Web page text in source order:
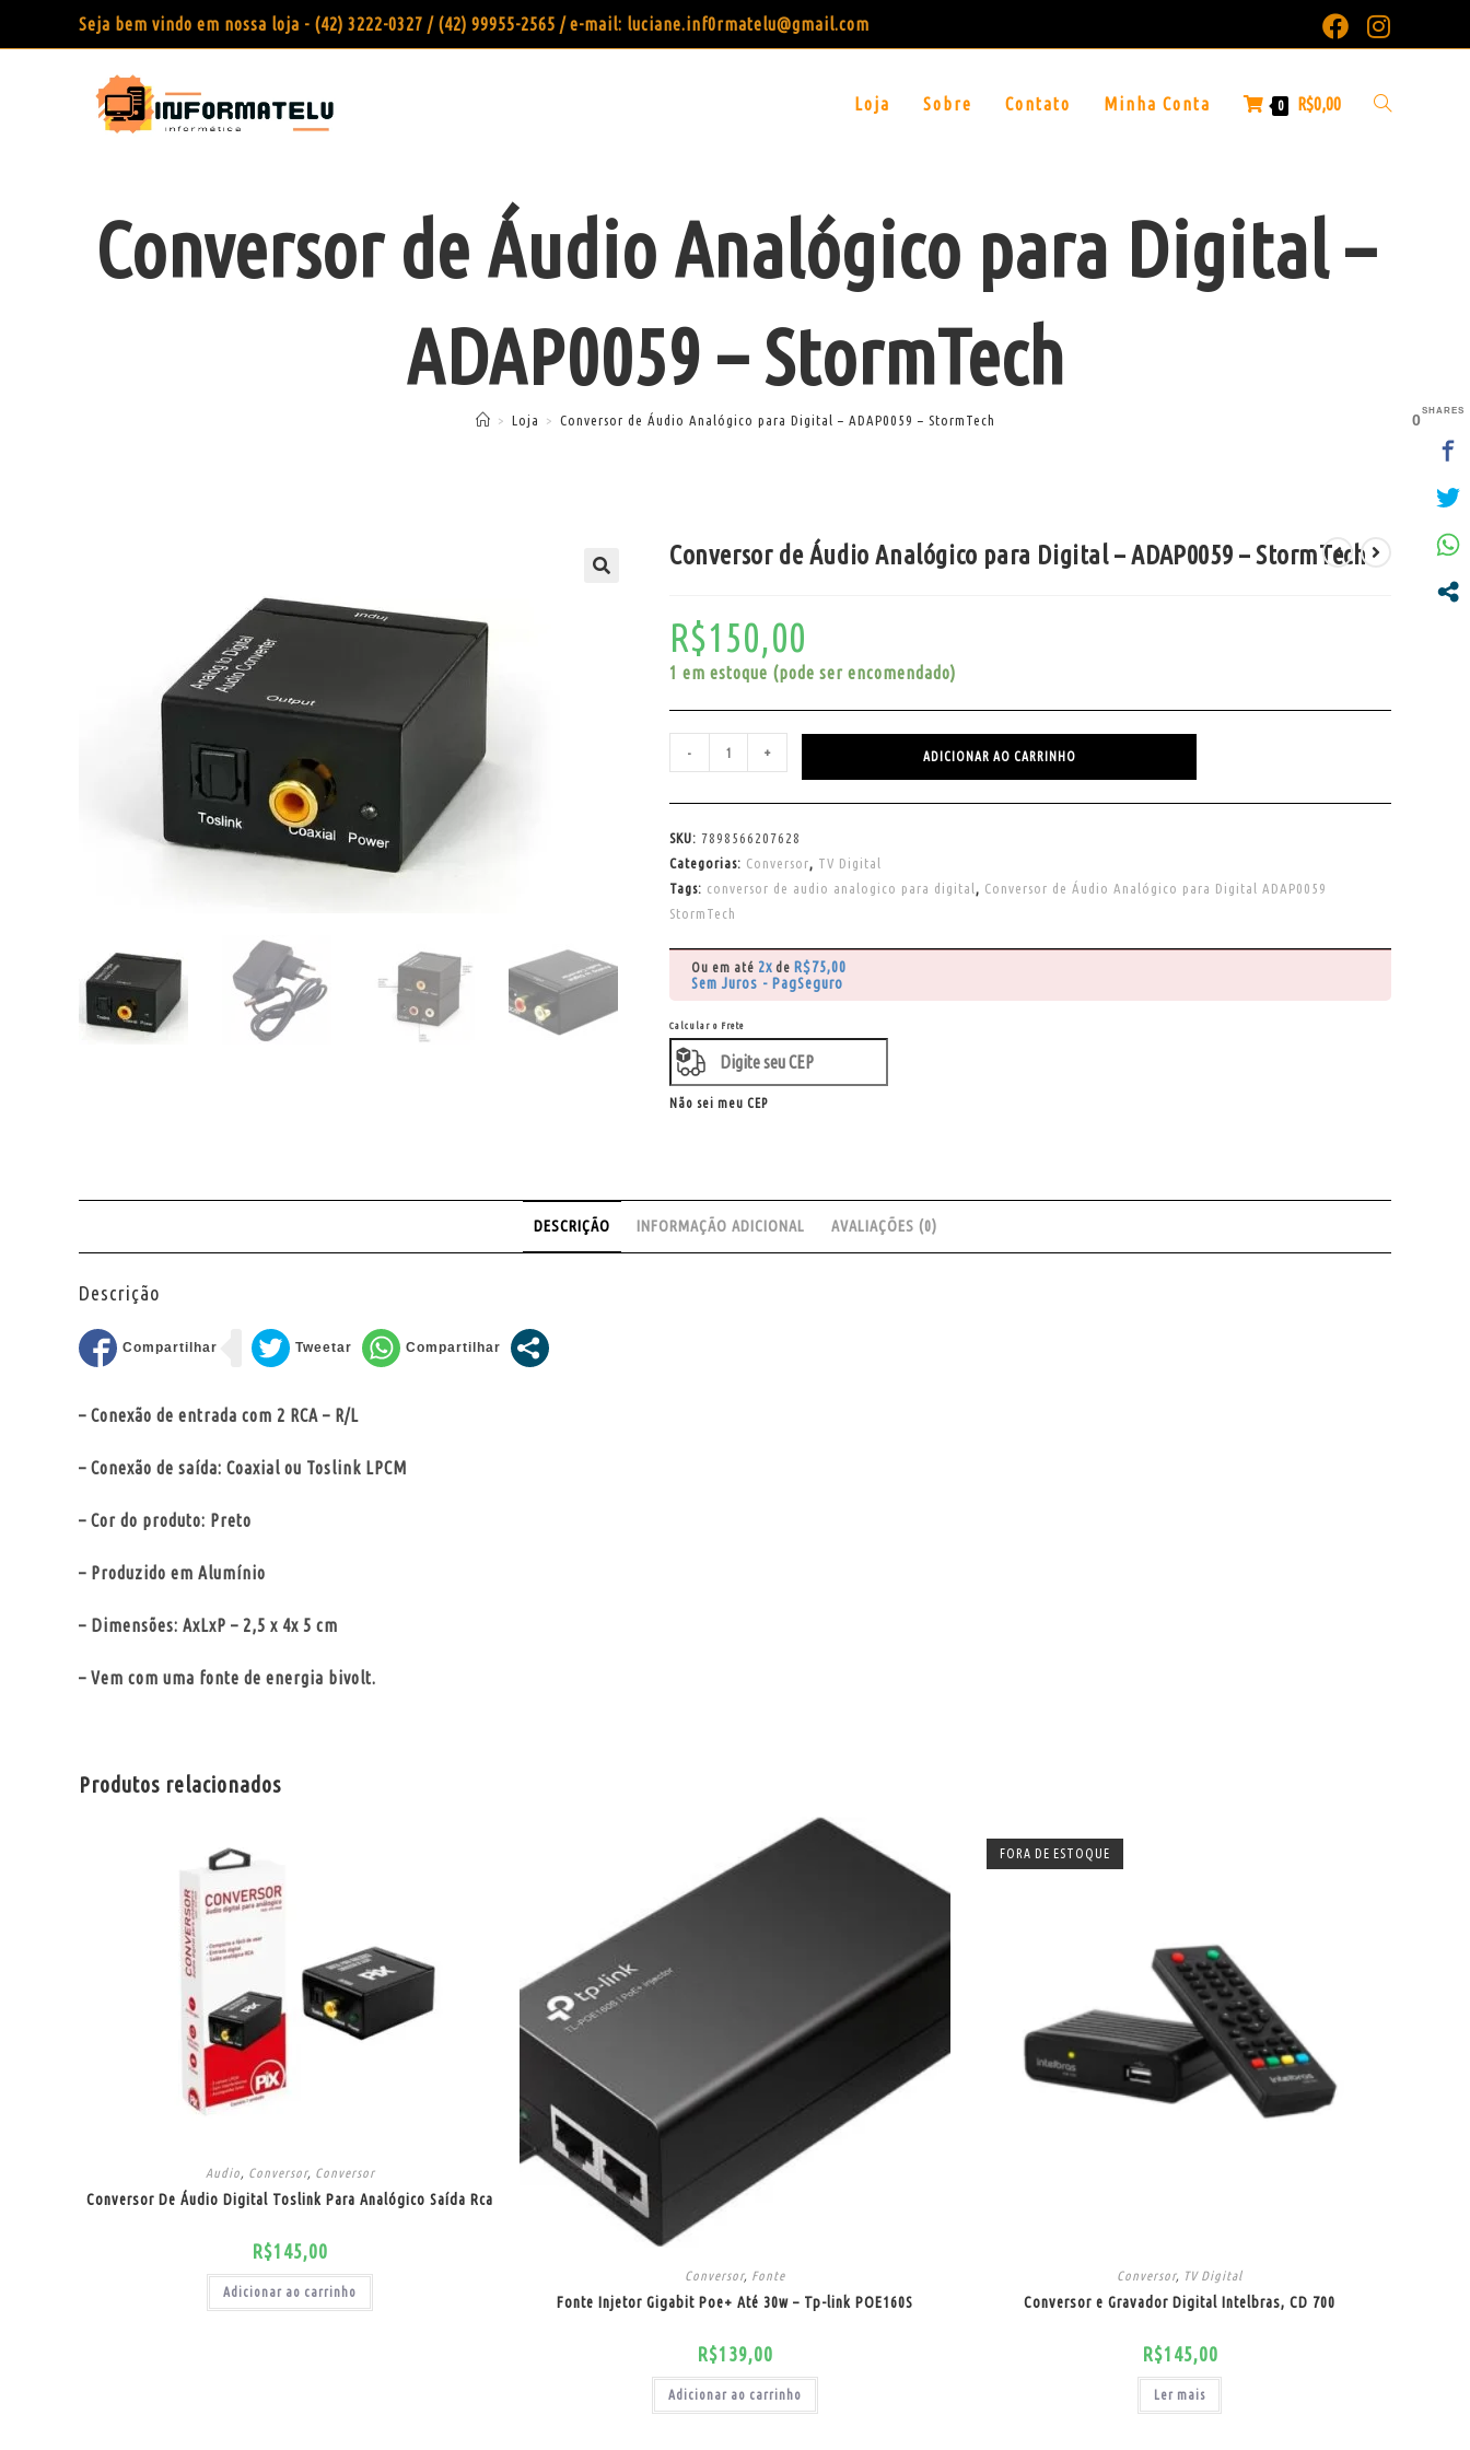
Seja bem vindo em nossa loja - (42) 3222-0327 / (42) 99955-2565 / e-mail: luciane.inf0rmatelu@gmail.com
Loja Sobre Contato Minha Conta 0 R$0,00
Conversor de Áudio Analógico para Digital –
ADAP0059 – StormTech
> Loja > Conversor de Áudio Analógico para Digital – ADAP0059 – StormTech
Conversor de Áudio Analógico para Digital – ADAP0059 – StormTech
R$150,00
1 em estoque (pode ser encomendado)
- + ADICIONAR AO CARRINHO
SKU: 7898566207628
Categorias: Conversor, TV Digital
Tags: conversor de audio analogico para digital , Conversor de Áudio Analógico para Digital ADAP0059
StormTech
Ou em até 2x de R$75,00
Sem Juros - PagSeguro
Calcular o Frete
Não sei meu CEP
DESCRIÇÃO INFORMAÇÃO ADICIONAL AVALIAÇÕES (0)
Descrição
– Conexão de entrada com 2 RCA – R/L
– Conexão de saída: Coaxial ou Toslink LPCM
– Cor do produto: Preto
– Produzido em Alumínio
– Dimensões: AxLxP – 2,5 x 4x 5 cm
– Vem com uma fonte de energia bivolt.
Produtos relacionados
Audio, Conversor, Conversor
Conversor De Áudio Digital Toslink Para Analógico Saída Rca
R$145,00
Adicionar ao carrinho
Conversor, Fonte
Fonte Injetor Gigabit Poe+ Até 30w – Tp-link POE160S
R$139,00
Adicionar ao carrinho
FORA DE ESTOQUE
Conversor, TV Digital
Conversor e Gravador Digital Intelbras, CD 700
R$145,00
Ler mais
0SHARES